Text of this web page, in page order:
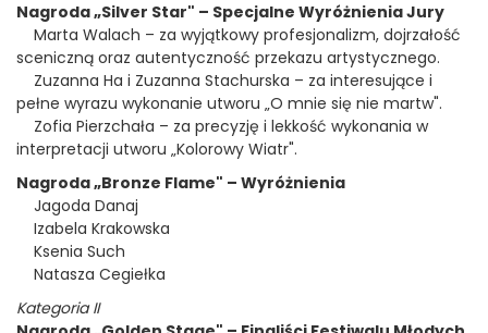
Nagroda „Silver Star" – Specjalne Wyróżnienia Jury
Marta Walach – za wyjątkowy profesjonalizm, dojrzałość
sceniczną oraz autentyczność przekazu artystycznego.
Zuzanna Ha i Zuzanna Stachurska – za interesujące i
pełne wyrazu wykonanie utworu „O mnie się nie martw".
Zofia Pierzchała – za precyzję i lekkość wykonania w
interpretacji utworu „Kolorowy Wiatr".
Nagroda „Bronze Flame" – Wyróżnienia
Jagoda Danaj
Izabela Krakowska
Ksenia Such
Natasza Cegiełka
Kategoria II